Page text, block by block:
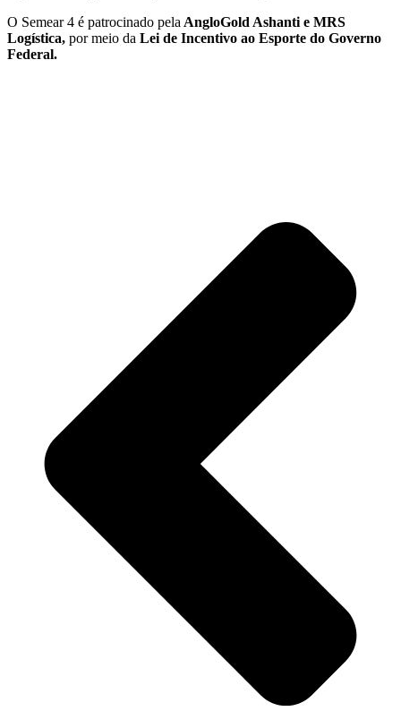
O Semear 4 é patrocinado pela AngloGold Ashanti e MRS
Logística, por meio da Lei de Incentivo ao Esporte do Governo
Federal.